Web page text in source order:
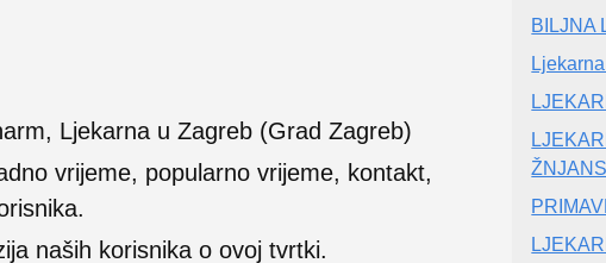
Ljekarna u Zagreb (Grad Zagreb)
vrijeme, popularno vrijeme, kontakt,
naših korisnika o ovoj tvrtki.
BILJNA